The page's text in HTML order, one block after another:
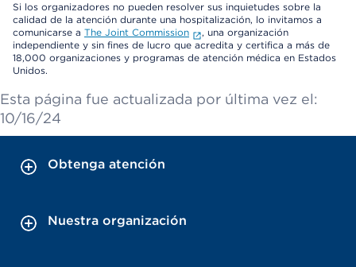
Si los organizadores no pueden resolver sus inquietudes sobre la
calidad de la atención durante una hospitalización, lo invitamos a
comunicarse a The Joint Commission
, una organización
independiente y sin fines de lucro que acredita y certifica a más de
18,000 organizaciones y programas de atención médica en Estados
Unidos.
Esta página fue actualizada por última vez el:
10/16/24
Obtenga atención
Nuestra organización